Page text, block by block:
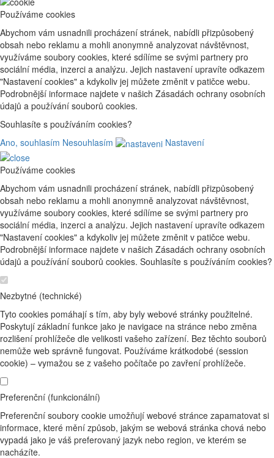
Používáme cookies
Abychom vám usnadnili procházení stránek, nabídli přizpůsobený
obsah nebo reklamu a mohli anonymně analyzovat návštěvnost,
využíváme soubory cookies, které sdílíme se svými partnery pro
sociální média, inzerci a analýzu. Jejich nastavení upravíte odkazem
"Nastavení cookies" a kdykoliv jej můžete změnit v patičce webu.
Podrobnější informace najdete v našich Zásadách ochrany osobních
údajů a používání souborů cookies.
Souhlasíte s používáním cookies?
Ano, souhlasím Nesouhlasím Nastavení
Používáme cookies
Abychom vám usnadnili procházení stránek, nabídli přizpůsobený
obsah nebo reklamu a mohli anonymně analyzovat návštěvnost,
využíváme soubory cookies, které sdílíme se svými partnery pro
sociální média, inzerci a analýzu. Jejich nastavení upravíte odkazem
"Nastavení cookies" a kdykoliv jej můžete změnit v patičce webu.
Podrobnější informace najdete v našich Zásadách ochrany osobních
údajů a používání souborů cookies. Souhlasíte s používáním cookies?
Nezbytné (technické)
Tyto cookies pomáhají s tím, aby byly webové stránky použitelné.
Poskytují základní funkce jako je navigace na stránce nebo změna
rozlišení prohlížeče dle velikosti vašeho zařízení. Bez těchto souborů
nemůže web správně fungovat. Používáme krátkodobé (session
cookie) – vymažou se z vašeho počítače po zavření prohlížeče.
Preferenční (funkcionální)
Preferenční soubory cookie umožňují webové stránce zapamatovat si
informace, které mění způsob, jakým se webová stránka chová nebo
vypadá jako je váš preferovaný jazyk nebo region, ve kterém se
nacházíte.